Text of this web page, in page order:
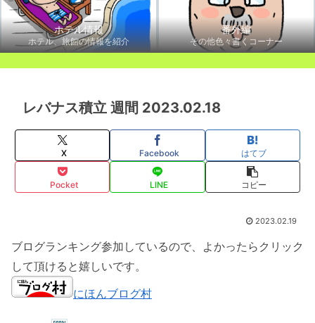
ホテル情報
ホテル、旅館の情報を紹介
番外編
その他色々書くコーナー
レバナス積立 週間 2023.02.18
X Facebook はてブ
Pocket LINE コピー
2023.02.19
ブログランキング参加しているので、よかったらクリック
して頂けると嬉しいです。
にほんブログ村